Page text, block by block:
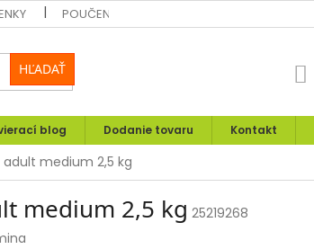
POUČENIE O UPLATNENÍ PRÁVA SPOTREBITEĽA
HĽADAŤ
blog Dodanie tovaru Kontakt
adult medium 2,5 kg
medium 2,5 kg 25219268